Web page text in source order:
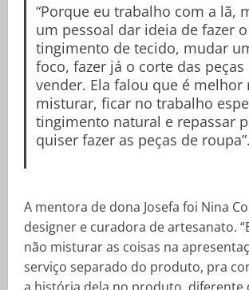
“Porque eu trabalho com a lã,
um pessoal dar ideia de fazer o
tingimento de tecido, mudar
foco, fazer já o corte das peças
vender. Ela falou que é melhor
misturar, ficar no trabalho
tingimento natural e repassar
quiser fazer as peças de roupa”.
A mentora de dona Josefa foi Nina
designer e curadora de artesanato.
não misturar as coisas na
serviço separado do produto, pra